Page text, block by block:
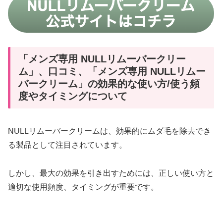
「メンズ専用 NULLリムーバークリー
ム」、口コミ、「メンズ専用 NULLリムー
バークリーム」の効果的な使い方/使う頻
度やタイミングについて
NULLリムーバークリームは、効果的にムダ毛を除去でき
る製品として注目されています。
しかし、最大の効果を引き出すためには、正しい使い方と
適切な使用頻度、タイミングが重要です。